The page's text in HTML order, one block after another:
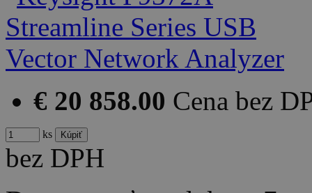
€ 20 858.00 Cena bez
ks
bez DPH